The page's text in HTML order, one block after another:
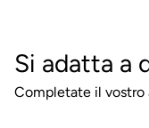
Si adatta a
Completate il vostro